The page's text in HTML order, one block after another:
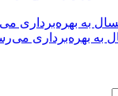
به بهره‌برداری